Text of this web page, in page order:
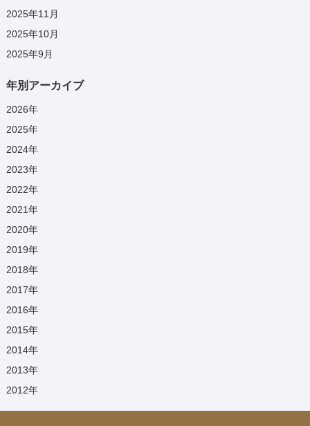
2025年11月
2025年10月
2025年9月
年別アーカイブ
2026年
2025年
2024年
2023年
2022年
2021年
2020年
2019年
2018年
2017年
2016年
2015年
2014年
2013年
2012年